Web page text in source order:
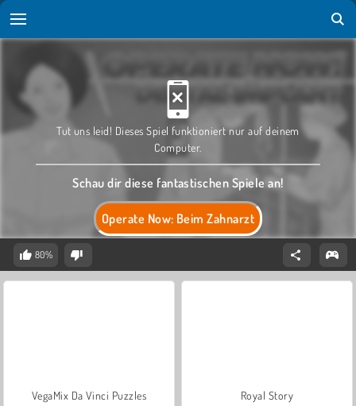
Operate Now: Beim Zahnarzt
Tut uns leid! Dieses Spiel funktioniert nur auf deinem
Computer.
Schau dir diese fantastischen Spiele an!
80%
VegaMix Da Vinci Puzzles Royal Story